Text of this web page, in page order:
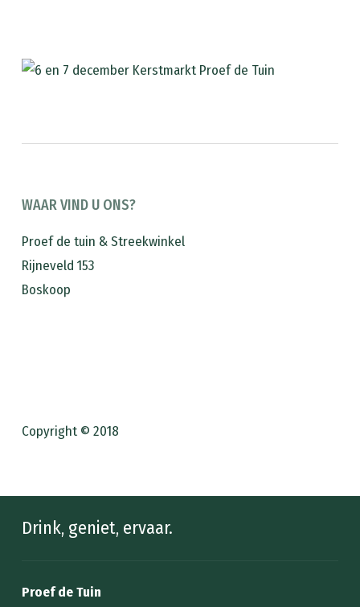
WAAR VIND U ONS?
Proef de tuin & Streekwinkel
Rijneveld 153
Boskoop
Copyright © 2018
Drink, geniet, ervaar.
Proef de Tuin